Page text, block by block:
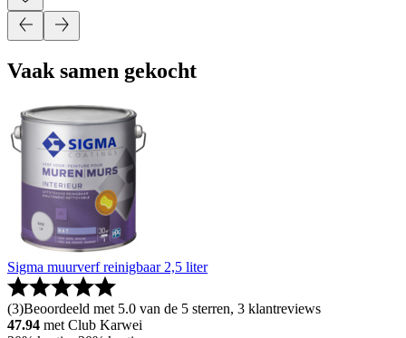
Vaak samen gekocht
Sigma muurverf reinigbaar 2,5 liter
(3)Beoordeeld met 5.0 van de 5 sterren, 3 klantreviews
47.94 met Club Karwei